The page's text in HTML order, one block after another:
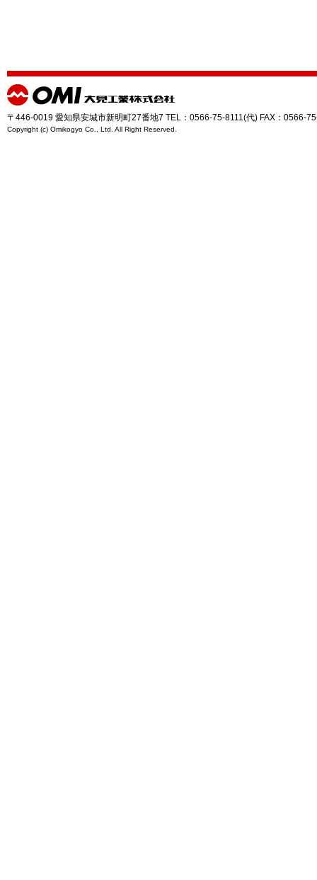
〒446-0019 愛知県安城市新明町27番地7 TEL：0566-75-8111(代) FAX：0566-
Copyright (c) Omikogyo Co., Ltd. All Right Reserved.